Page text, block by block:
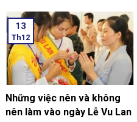
13
Th12
Những việc nên và không
nên làm vào ngày Lễ Vu Lan